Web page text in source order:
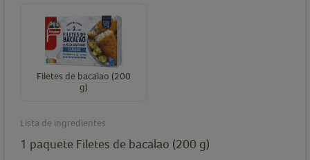
Filetes de bacalao (200
g)
Lista de ingredientes
1 paquete Filetes de bacalao (200 g)